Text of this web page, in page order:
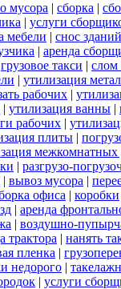
мусора | сборка |
| услуги
мебели | снос зданий
| аренда
грузовое такси | слом
| утилизация
рабочих |
| утилизация ванны |
рабочих |
плиты |
межкомнатных
| разгрузо-
| вывоз мусора |
офиса | коробки
| аренда
| воздушно-
трактора | нанять
пленка |
недорого |
| услуги